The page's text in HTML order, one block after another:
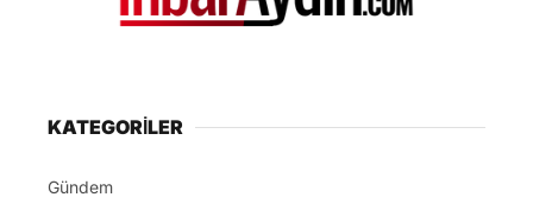
KATEGORİLER
Gündem